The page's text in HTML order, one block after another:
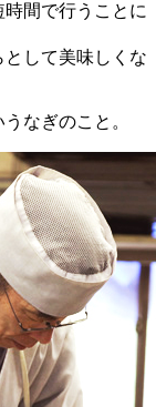
間で行うことに
して美味しくな
なぎのこと。